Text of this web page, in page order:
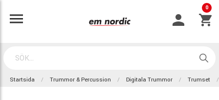
0
Startsida Trummor & Percussion Digitala Trummor Trumset